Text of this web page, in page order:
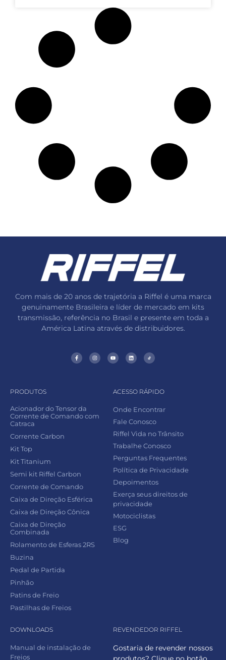
Com mais de 20 anos de trajetória a Riffel é uma marca
genuinamente Brasileira e líder de mercado em kits
transmissão, referência no Brasil e presente em toda a
América Latina através de distribuidores.
PRODUTOS
Acionador do Tensor da
Corrente de Comando com
Catraca
Corrente Carbon
Kit Top
Kit Titanium
Semi kit Riffel Carbon
Corrente de Comando
Caixa de Direção Esférica
Caixa de Direção Cônica
Caixa de Direção
Combinada
Rolamento de Esferas 2RS
Buzina
Pedal de Partida
Pinhão
Patins de Freio
Pastilhas de Freios
ACESSO RÁPIDO
Onde Encontrar
Fale Conosco
Riffel Vida no Trânsito
Trabalhe Conosco
Perguntas Frequentes
Política de Privacidade
Depoimentos
Exerça seus direitos de
privacidade
Motociclistas
ESG
Blog
DOWNLOADS
Manual de instalação de
Freios
REVENDEDOR RIFFEL
Gostaria de revender nossos